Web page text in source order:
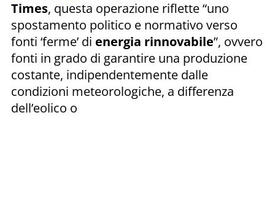
Times, questa operazione riflette “uno
spostamento politico e normativo verso
fonti ‘ferme’ di energia rinnovabile”, ovvero
fonti in grado di garantire una produzione
costante, indipendentemente dalle
condizioni meteorologiche, a differenza
dell’eolico o